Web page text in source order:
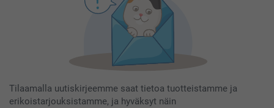
Tilaamalla uutiskirjeemme saat tietoa tuotteistamme ja
erikoistarjouksistamme, ja hyväksyt näin